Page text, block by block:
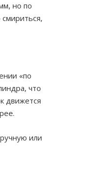
но по
«по
что
движется
или